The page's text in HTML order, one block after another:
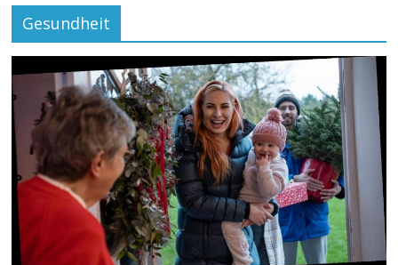
Gesundheit